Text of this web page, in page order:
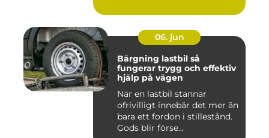
06. jun
Bärgning lastbil så
fungerar trygg och effektiv
hjälp på vägen
När en lastbil stannar
ofrivilligt innebär det mer än
bara ett fordon i stillestånd.
Gods blir förse...